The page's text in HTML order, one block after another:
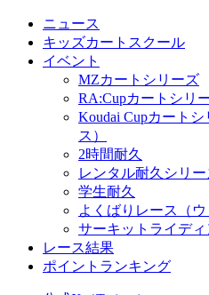
ニュース
キッズカートスクール
イベント
MZカートシリーズ
RA:Cupカートシリ
Koudai Cupカート
ス）
2時間耐久
レンタル耐久シリー
学生耐久
よくばりレース（ウ
サーキットライディ
レース結果
ポイントランキング